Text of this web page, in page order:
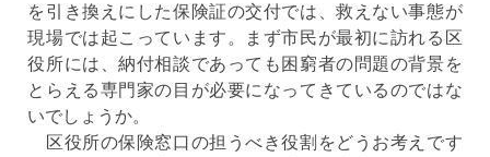
を引き換えにした保険証の交付では、救えない事態が
現場では起こっています。まず市民が最初に訪れる区
役所には、納付相談であっても困窮者の問題の背景を
とらえる専門家の目が必要になってきているのではな
いでしょうか。
区役所の保険窓口の担うべき役割をどうお考えです